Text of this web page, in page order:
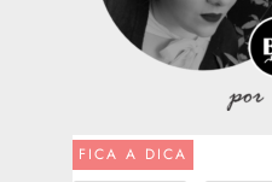
FICA A DICA